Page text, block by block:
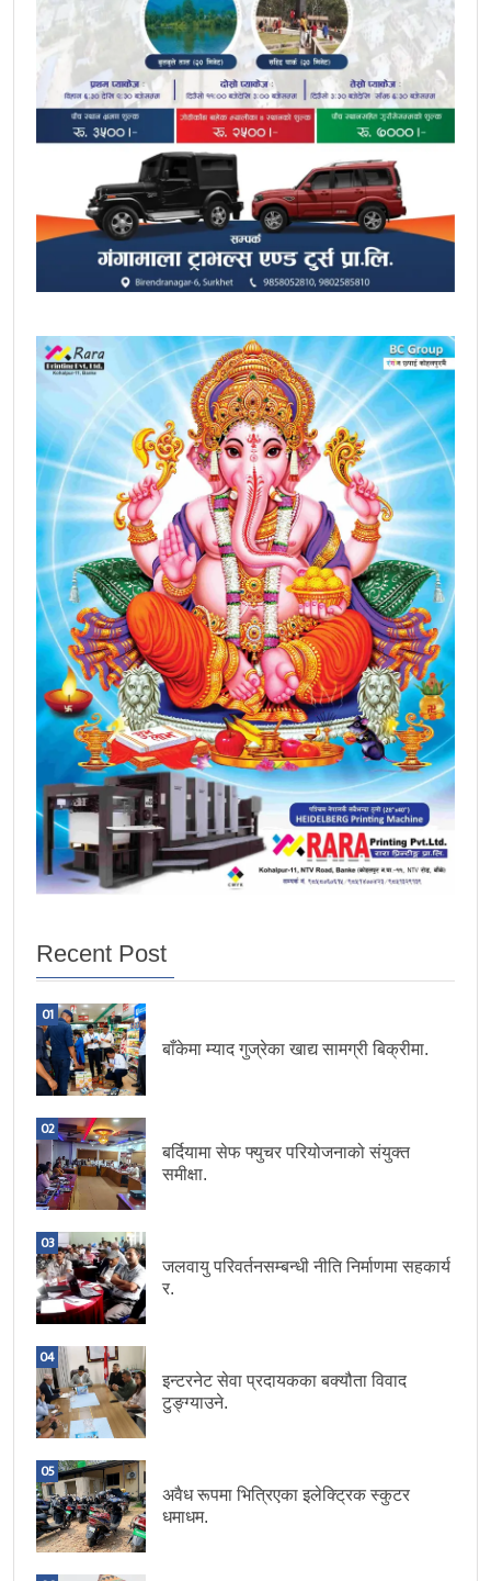
Recent Post
01
बाँकेमा म्याद गुज्रेका खाद्य सामग्री बिक्रीमा.
02
बर्दियामा सेफ फ्युचर परियोजनाको संयुक्त
समीक्षा.
03
जलवायु परिवर्तनसम्बन्धी नीति निर्माणमा सहकार्य
र.
04
इन्टरनेट सेवा प्रदायकका बक्यौता विवाद
टुङ्ग्याउने.
05
अवैध रूपमा भित्रिएका इलेक्ट्रिक स्कुटर
धमाधम.